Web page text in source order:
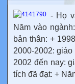
- Họ
Năm vào
bản thân: +
2000-2002:
2002 đến nay:
tích đã đạt: +